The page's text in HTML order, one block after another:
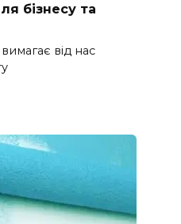
бізнесу та
від нас